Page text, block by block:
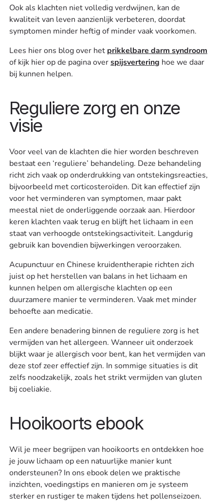
Ook als klachten niet volledig verdwijnen, kan de
kwaliteit van leven aanzienlijk verbeteren, doordat
symptomen minder heftig of minder vaak voorkomen.
Lees hier ons blog over het prikkelbare darm syndroom
of kijk hier op de pagina overspijsvertering hoe we daar
bij kunnen helpen.
Reguliere zorg en onze
visie
Voor veel van de klachten die hier worden beschreven
bestaat een ‘reguliere’ behandeling. Deze behandeling
richt zich vaak op onderdrukking van ontstekingsreacties,
bijvoorbeeld met corticosteroïden. Dit kan effectief zijn
voor het verminderen van symptomen, maar pakt
meestal niet de onderliggende oorzaak aan. Hierdoor
keren klachten vaak terug en blijft het lichaam in een
staat van verhoogde ontstekingsactiviteit. Langdurig
gebruik kan bovendien bijwerkingen veroorzaken.‍
Acupunctuur en Chinese kruidentherapie richten zich
juist op het herstellen van balans in het lichaam en
kunnen helpen om allergische klachten op een
duurzamere manier te verminderen. Vaak met minder
behoefte aan medicatie.
‍Een andere benadering binnen de reguliere zorg is het
vermijden van het allergeen. Wanneer uit onderzoek
blijkt waar je allergisch voor bent, kan het vermijden van
deze stof zeer effectief zijn. In sommige situaties is dit
zelfs noodzakelijk, zoals het strikt vermijden van gluten
bij coeliakie.
Hooikoorts ebook
Wil je meer begrijpen van hooikoorts en ontdekken hoe
je jouw lichaam op een natuurlijke manier kunt
ondersteunen? In ons ebook delen we praktische
inzichten, voedingstips en manieren om je systeem
sterker en rustiger te maken tijdens het pollenseizoen.